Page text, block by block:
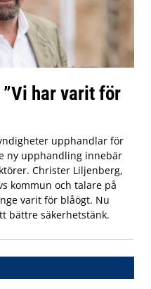
har varit för
upphandlar för
ny upphandling innebär
Christer Liljenberg,
kommun och talare på
varit för blåögt. Nu
bättre säkerhetstänk.